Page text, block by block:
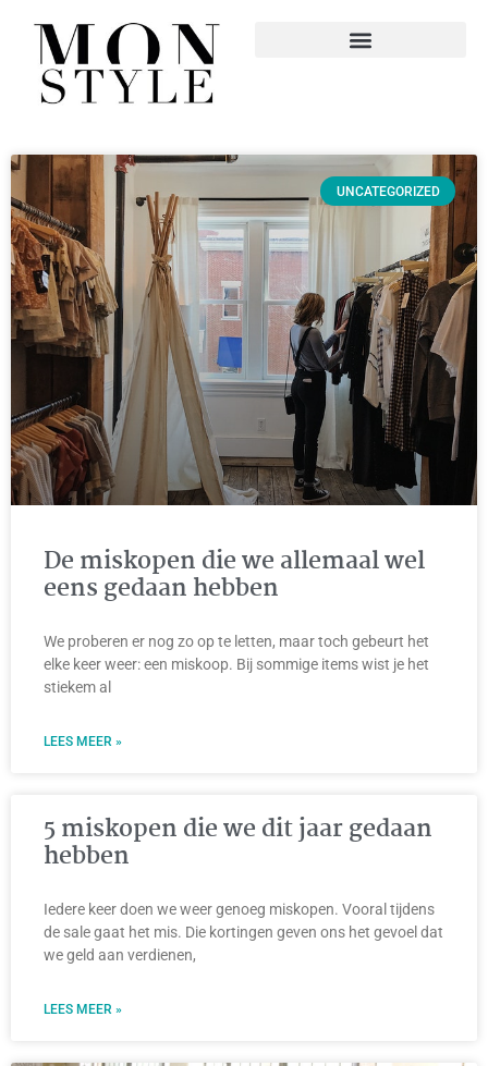
UNCATEGORIZED
De miskopen die we allemaal wel
eens gedaan hebben
We proberen er nog zo op te letten, maar toch gebeurt het
elke keer weer: een miskoop. Bij sommige items wist je het
stiekem al
LEES MEER »
5 miskopen die we dit jaar gedaan
hebben
Iedere keer doen we weer genoeg miskopen. Vooral tijdens
de sale gaat het mis. Die kortingen geven ons het gevoel dat
we geld aan verdienen,
LEES MEER »